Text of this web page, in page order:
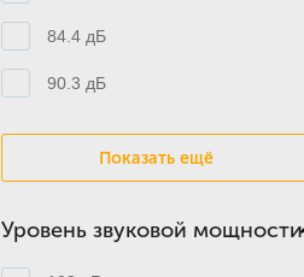
84.4 дБ
90.3 дБ
Показать ещё
Уровень звуковой мощности